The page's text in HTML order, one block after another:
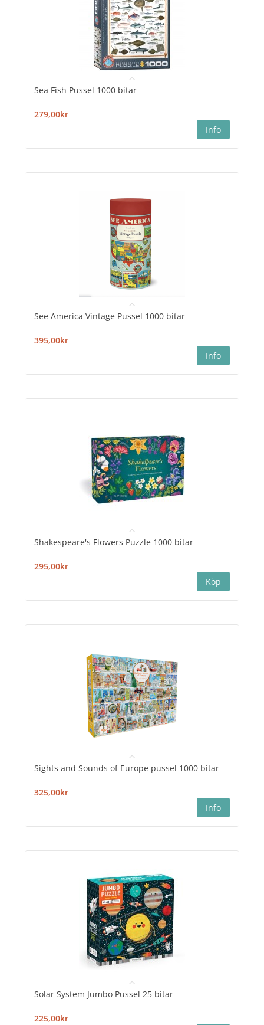
Sea Fish Pussel 1000 bitar
279,00kr
See America Vintage Pussel 1000 bitar
395,00kr
Shakespeare's Flowers Puzzle 1000 bitar
295,00kr
Sights and Sounds of Europe pussel 1000 bitar
325,00kr
Solar System Jumbo Pussel 25 bitar
225,00kr